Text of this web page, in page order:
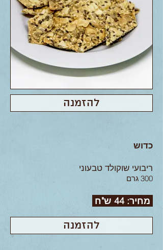
להזמנה
כדוש
ריבועי שוקולד טבעוני
300 גרם
מחיר: 44 ש"ח
להזמנה